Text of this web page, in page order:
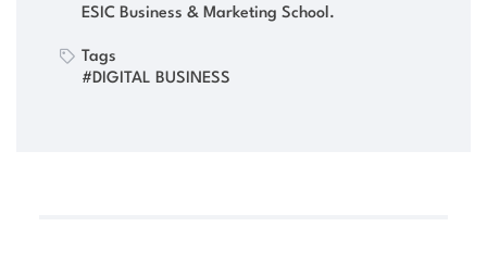
ESIC Business & Marketing School.
Tags
#DIGITAL BUSINESS